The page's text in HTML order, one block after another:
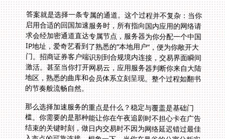
答案就是选择一条专属的通道。这个过程并不复杂：当你
启用合适的回国加速服务时，所有指向国内应用的网络请
求会经加密通道直达专属节点，服务器为你分配一个中国
IP地址，爱奇艺看到了熟悉的“本地用户”，便为你敞开大
门。招商证券客户端识别到合规境内连接，交易界面瞬间
激活。甚至当你打开网易云，应用服务器判断你来自大陆
地区，熟悉的曲库和会员体系立刻呈现。整个过程如翻书
的节奏般流畅自然。
那么选择加速服务的重点是什么？稳定与覆盖是基础门
槛。你需要的是那种能让你在午夜追剧时不担心卡在广告
结束的关键时刻，做日内交易时不因为网络延迟错过最佳
入市点的可靠连接。想象一下，当你在曼谷的公寓分析实
时K线图，或是西雅图的雨夜想点开《甄嬛传》下饭，丝